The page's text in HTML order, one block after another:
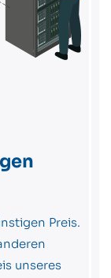
Preis.
unseres